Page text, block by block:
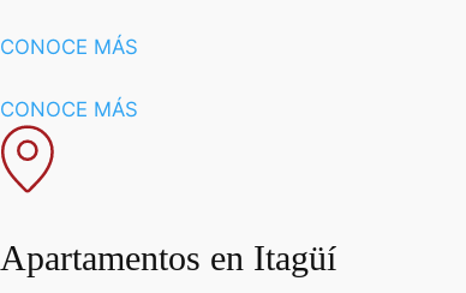
CONOCE MÁS
CONOCE MÁS
Apartamentos en Itagüí